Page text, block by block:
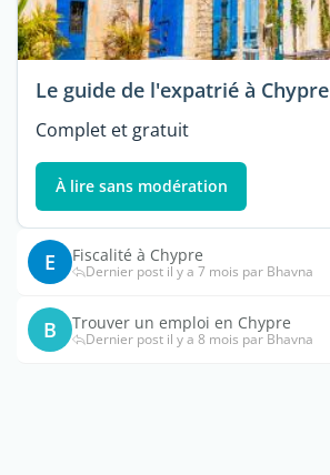
Le guide de l'expatrié à Chypre
Complet et gratuit
À lire sans modération
E Fiscalité à Chypre
Dernier post il y a 7 mois par Bhavna
B Trouver un emploi en Chypre
Dernier post il y a 8 mois par Bhavna